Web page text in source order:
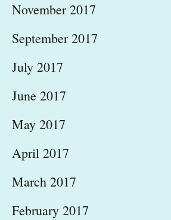
November 2017
September 2017
July 2017
June 2017
May 2017
April 2017
March 2017
February 2017